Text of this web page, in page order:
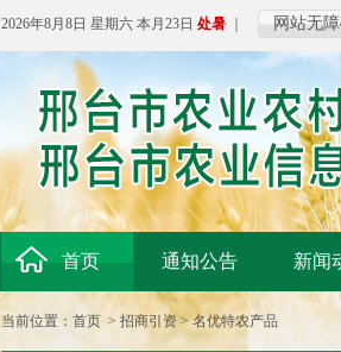
2026年8月8日 星期六 本月23日 处暑 网站无
首页 通知公告 新闻
当前位置： 首页 > 招商引资>名优特农产品